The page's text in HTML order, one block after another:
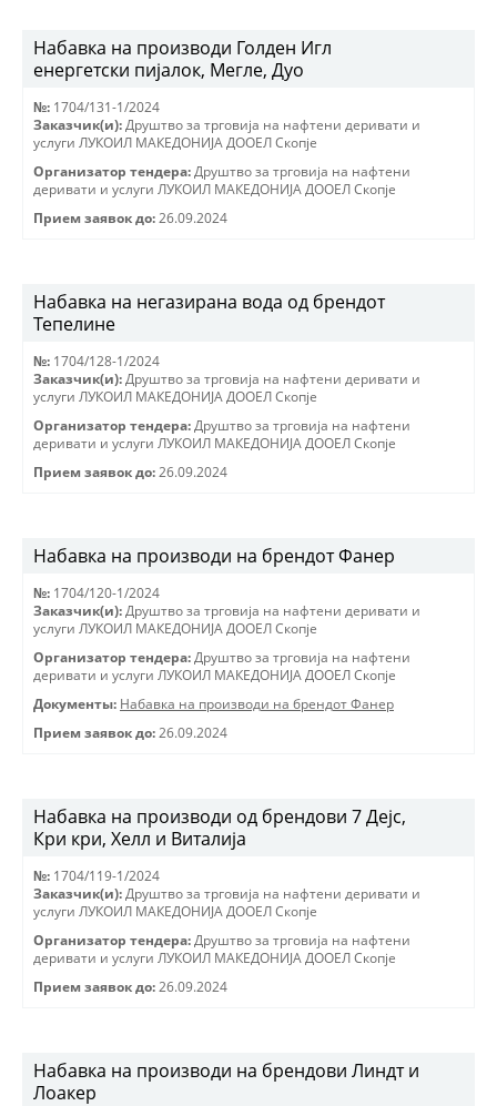
Набавка на производи Голден Игл
енергетски пијалок, Мегле, Дуо
№: 1704/131-1/2024
Заказчик(и): Друштво за трговиjа на нафтени деривати и
услуги ЛУКОИЛ МАКЕДОНИJА ДООЕЛ Скопjе
Организатор тендера: Друштво за трговиjа на нафтени
деривати и услуги ЛУКОИЛ МАКЕДОНИJА ДООЕЛ Скопjе
Прием заявок до: 26.09.2024
Набавка на негазирана вода од брендот
Тепелине
№: 1704/128-1/2024
Заказчик(и): Друштво за трговиjа на нафтени деривати и
услуги ЛУКОИЛ МАКЕДОНИJА ДООЕЛ Скопjе
Организатор тендера: Друштво за трговиjа на нафтени
деривати и услуги ЛУКОИЛ МАКЕДОНИJА ДООЕЛ Скопjе
Прием заявок до: 26.09.2024
Набавка на производи на брендот Фанер
№: 1704/120-1/2024
Заказчик(и): Друштво за трговиjа на нафтени деривати и
услуги ЛУКОИЛ МАКЕДОНИJА ДООЕЛ Скопjе
Организатор тендера: Друштво за трговиjа на нафтени
деривати и услуги ЛУКОИЛ МАКЕДОНИJА ДООЕЛ Скопjе
Документы: Набавка на производи на брендот Фанер
Прием заявок до: 26.09.2024
Набавка на производи од брендови 7 Дејс,
Кри кри, Хелл и Виталија
№: 1704/119-1/2024
Заказчик(и): Друштво за трговиjа на нафтени деривати и
услуги ЛУКОИЛ МАКЕДОНИJА ДООЕЛ Скопjе
Организатор тендера: Друштво за трговиjа на нафтени
деривати и услуги ЛУКОИЛ МАКЕДОНИJА ДООЕЛ Скопjе
Прием заявок до: 26.09.2024
Набавка на производи на брендови Линдт и
Лоакер